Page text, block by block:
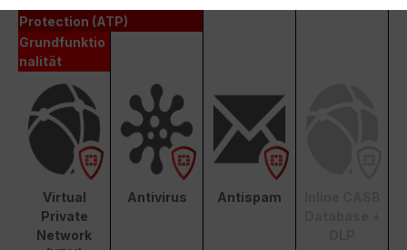
Protection (ATP)
Grundfunktio
nalität
Virtual
Private
Network
Antivirus Antispam